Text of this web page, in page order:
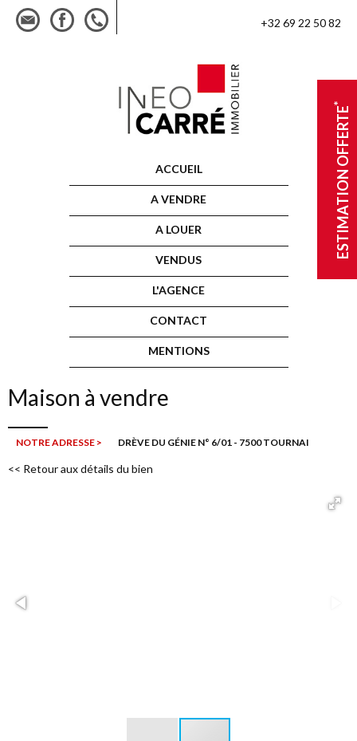
ESTIMATION OFFERTE
*
+32 69 22 50 82
ACCUEIL
A VENDRE
A LOUER
VENDUS
L'AGENCE
CONTACT
MENTIONS
Maison à vendre
NOTRE ADRESSE > DRÈVE DU GÉNIE N° 6/01 - 7500 TOURNAI
<< Retour aux détails du bien